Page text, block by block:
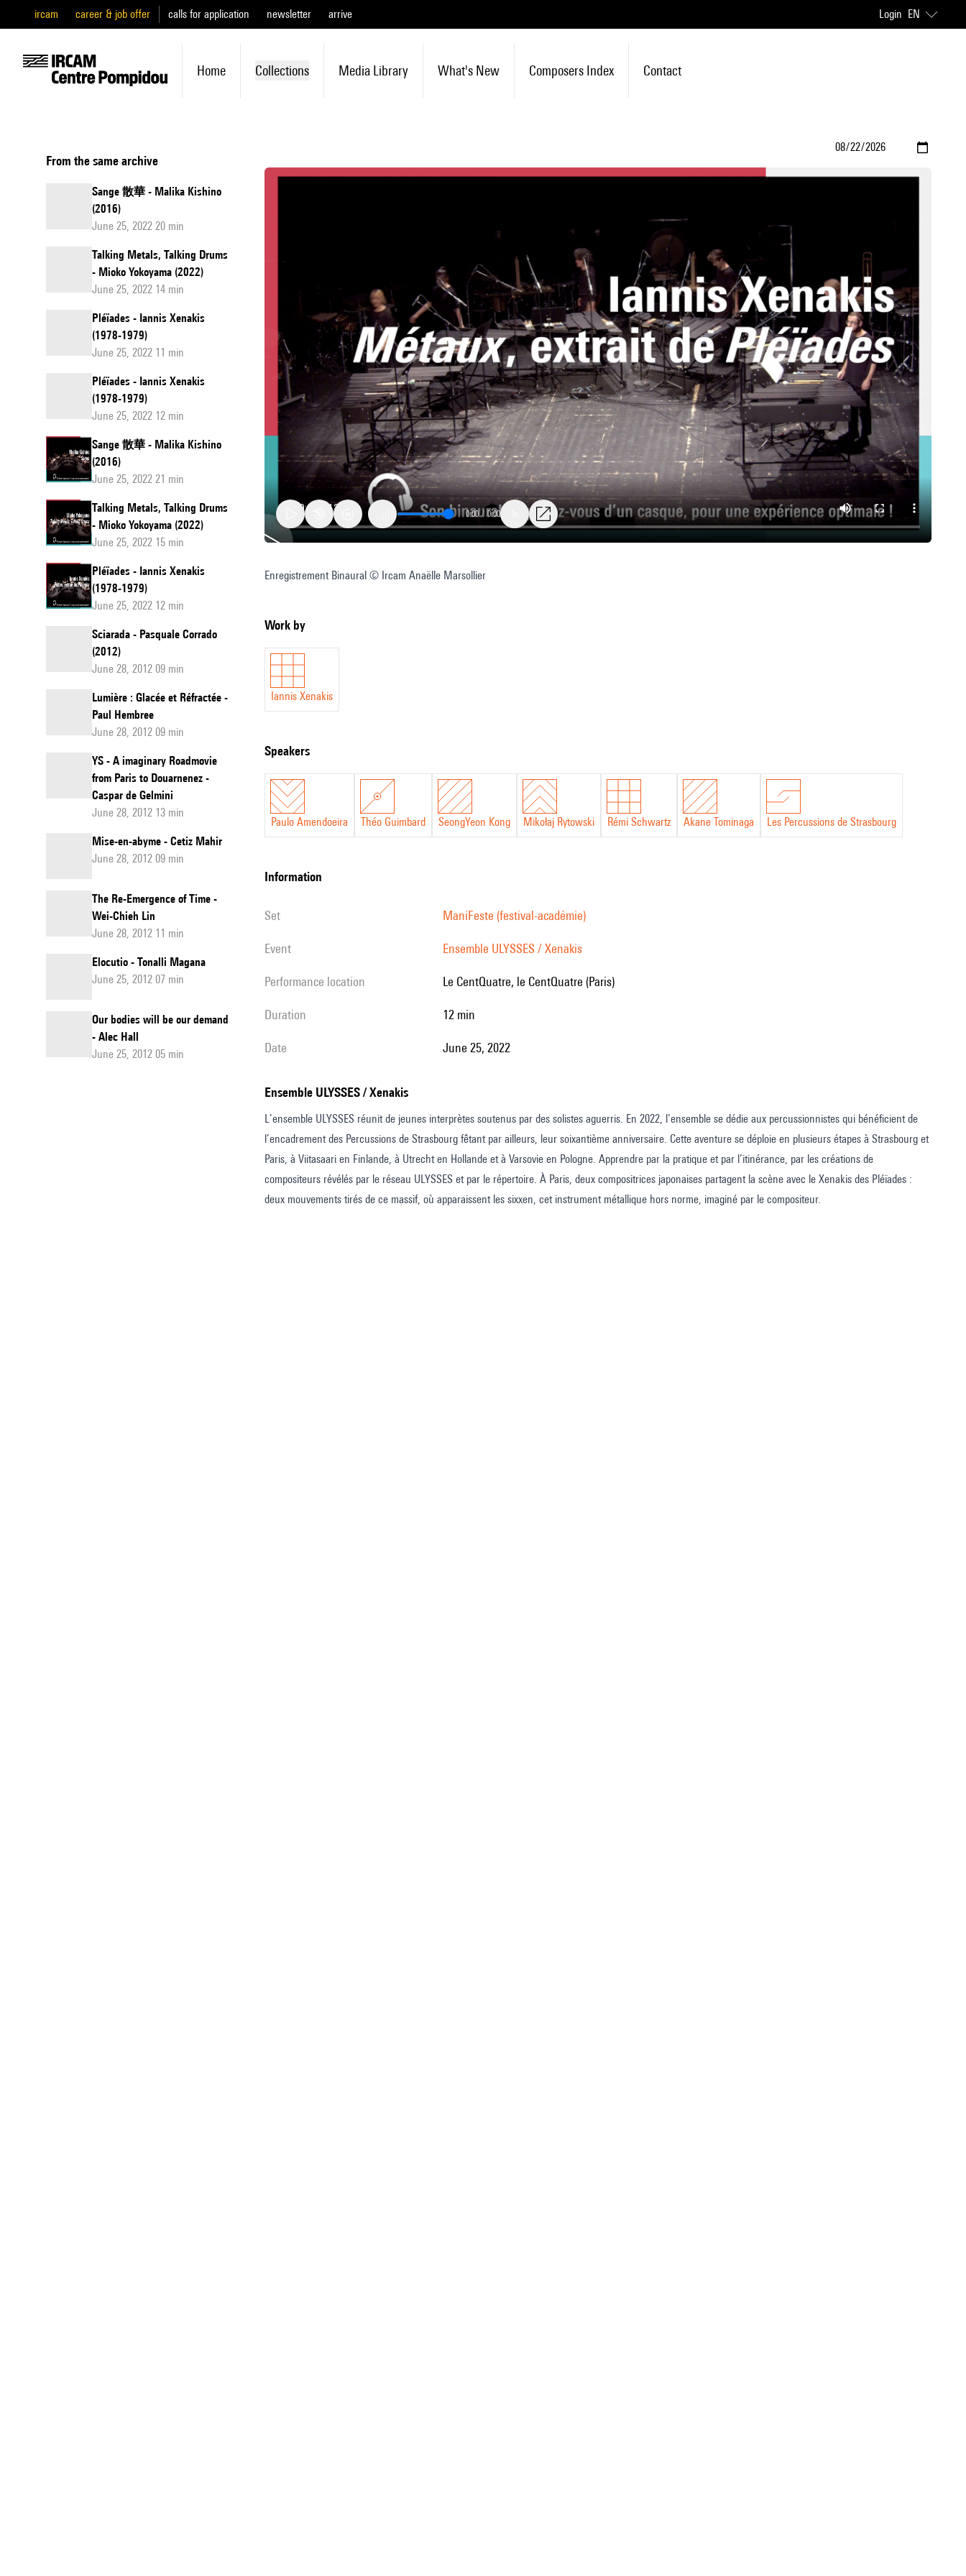
ircam career & job offer calls for application newsletter arrive Login EN
Home Collections Media Library What's New Composers Index Contact
From the same archive
Sange 散華 - Malika Kishino
(2016)
June 25, 2022 20 min
Talking Metals, Talking Drums
- Mioko Yokoyama (2022)
June 25, 2022 14 min
Pléïades - Iannis Xenakis
(1978-1979)
June 25, 2022 11 min
Pléïades - Iannis Xenakis
(1978-1979)
June 25, 2022 12 min
Sange 散華 - Malika Kishino
(2016)
June 25, 2022 21 min
Talking Metals, Talking Drums
- Mioko Yokoyama (2022)
June 25, 2022 15 min
Pléïades - Iannis Xenakis
(1978-1979)
June 25, 2022 12 min
Sciarada - Pasquale Corrado
(2012)
June 28, 2012 09 min
Lumière : Glacée et Réfractée -
Paul Hembree
June 28, 2012 09 min
YS - A imaginary Roadmovie
from Paris to Douarnenez -
Caspar de Gelmini
June 28, 2012 13 min
Mise-en-abyme - Cetiz Mahir
June 28, 2012 09 min
The Re-Emergence of Time -
Wei-Chieh Lin
June 28, 2012 11 min
Elocutio - Tonalli Magana
June 25, 2012 07 min
Our bodies will be our demand
- Alec Hall
June 25, 2012 05 min
Pléïades
0:00 / 0:00
Enregistrement Binaural © Ircam Anaëlle Marsollier
Work by
Iannis Xenakis
speakers
Paulo Amendoeira Théo Guimbard SeongYeon Kong Mikołaj Rytowski Rémi Schwartz Akane Tominaga Les Percussions de Strasbourg
information
set ManiFeste (festival-académie)
event Ensemble ULYSSES / Xenakis
performance location le CentQuatre, le CentQuatre (Paris)
duration 12 min
date June 25, 2022
Ensemble ULYSSES / Xenakis
L’ensemble ULYSSES réunit de jeunes interprètes soutenus par des solistes aguerris. En 2022, l’ensemble se dédie aux percussionnistes qui bénéficient de
l’encadrement des Percussions de Strasbourg fêtant par ailleurs, leur soixantième anniversaire. Cette aventure se déploie en plusieurs étapes à Strasbourg et
Paris, à Viitasaari en Finlande, à Utrecht en Hollande et à Varsovie en Pologne. Apprendre par la pratique et par l’itinérance, par les créations de
compositeurs révélés par le réseau ULYSSES et par le répertoire. À Paris, deux compositrices japonaises partagent la scène avec le Xenakis des Pléïades :
deux mouvements tirés de ce massif, où apparaissent les sixxen, cet instrument métallique hors norme, imaginé par le compositeur.